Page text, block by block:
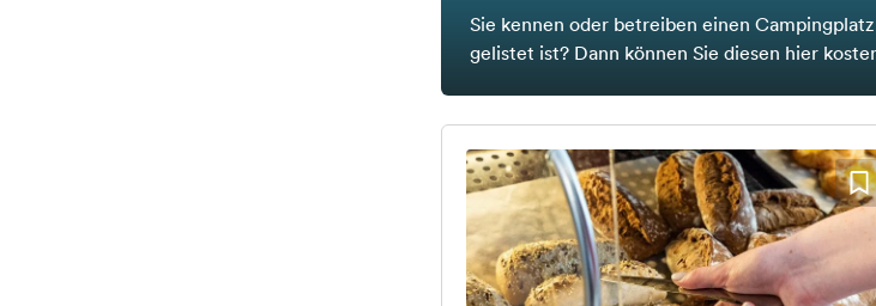
Sie kennen oder betreiben einen
gelistet ist? Dann können Sie diesen hier